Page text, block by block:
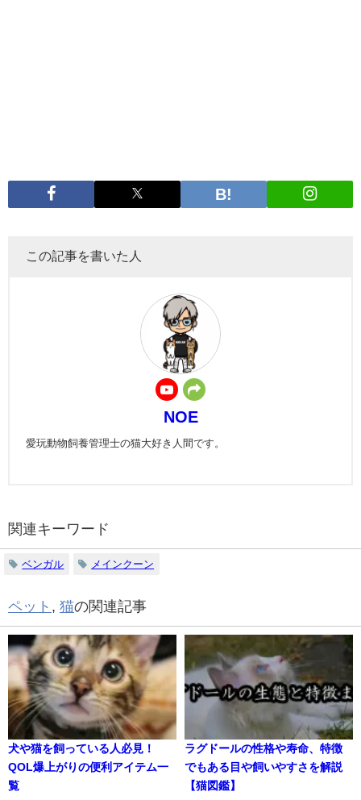
この記事を書いた人
NOE
愛玩動物飼養管理士の猫大好き人間です。
関連キーワード
ベンガル メインクーン
ペット , 猫の関連記事
犬や猫を飼っている人必見！
QOL爆上がりの便利アイテム一
覧
ラグドールの性格や寿命、特徴
でもある目や飼いやすさを解説
【猫図鑑】